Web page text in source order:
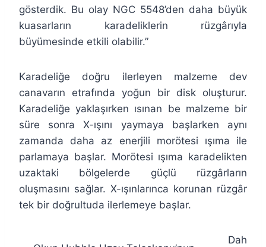
gösterdik. Bu olay NGC 5548’den daha büyük
kuasarların karadeliklerin rüzgârıyla
büyümesinde etkili olabilir.”
Karadeliğe doğru ilerleyen malzeme dev
canavarın etrafında yoğun bir disk oluşturur.
Karadeliğe yaklaşırken ısınan be malzeme bir
süre sonra X-ışını yaymaya başlarken aynı
zamanda daha az enerjili morötesi ışıma ile
parlamaya başlar. Morötesi ışıma karadelikten
uzaktaki bölgelerde güçlü rüzgârların
oluşmasını sağlar. X-ışınlarınca korunan rüzgâr
tek bir doğrultuda ilerlemeye başlar.
Dah